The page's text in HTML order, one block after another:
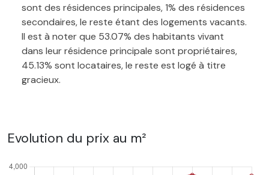
sont des résidences principales, 1% des résidences
secondaires, le reste étant des logements vacants.
Il est à noter que 53.07% des habitants vivant
dans leur résidence principale sont propriétaires,
45.13% sont locataires, le reste est logé à titre
gracieux.
Evolution du prix au m²